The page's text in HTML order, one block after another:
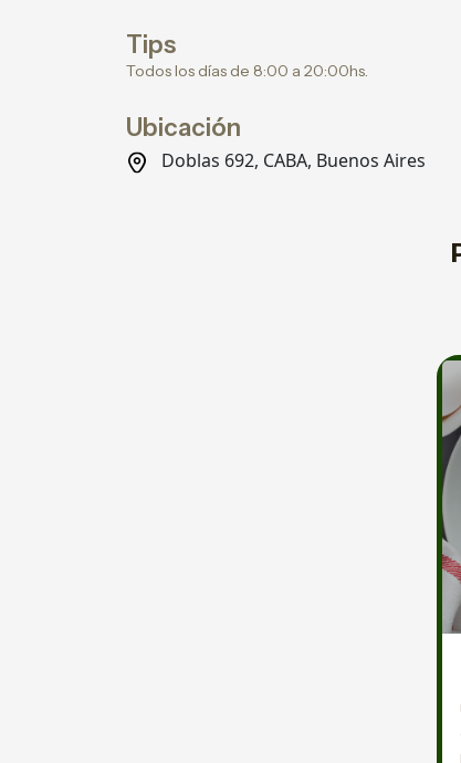
Tips
Todos los días de 8:00 a 20:00hs.
Ubicación
Doblas 692, CABA, Buenos Aires